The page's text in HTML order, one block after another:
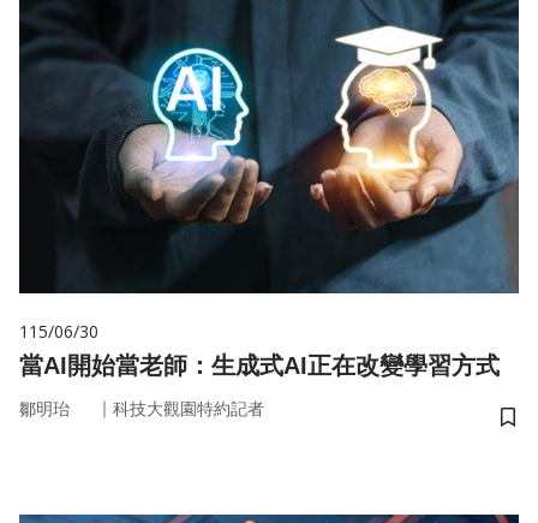
115/06/30
當AI開始當老師：生成式AI正在改變學習方式
鄒明珆 ｜ 科技大觀園特約記者
儲